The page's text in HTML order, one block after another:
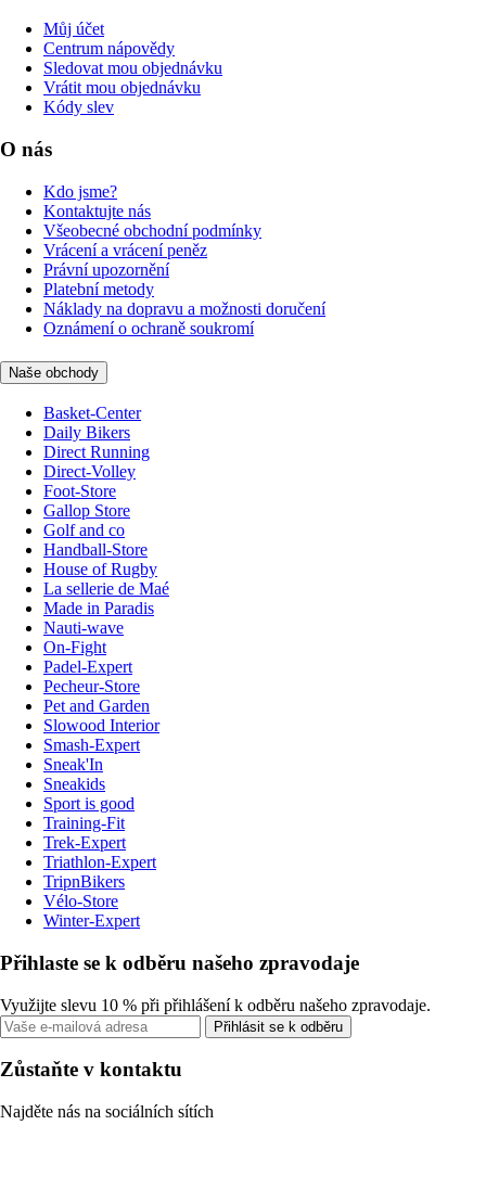
Můj účet
Centrum nápovědy
Sledovat mou objednávku
Vrátit mou objednávku
Kódy slev
O nás
Kdo jsme?
Kontaktujte nás
Všeobecné obchodní podmínky
Vrácení a vrácení peněz
Právní upozornění
Platební metody
Náklady na dopravu a možnosti doručení
Oznámení o ochraně soukromí
Naše obchody
Basket-Center
Daily Bikers
Direct Running
Direct-Volley
Foot-Store
Gallop Store
Golf and co
Handball-Store
House of Rugby
La sellerie de Maé
Made in Paradis
Nauti-wave
On-Fight
Padel-Expert
Pecheur-Store
Pet and Garden
Slowood Interior
Smash-Expert
Sneak'In
Sneakids
Sport is good
Training-Fit
Trek-Expert
Triathlon-Expert
TripnBikers
Vélo-Store
Winter-Expert
Přihlaste se k odběru našeho zpravodaje
Využijte slevu 10 % při přihlášení k odběru našeho zpravodaje.
Přihlásit se k odběru
Zůstaňte v kontaktu
Najděte nás na sociálních sítích